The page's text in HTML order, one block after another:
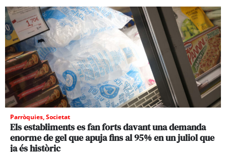
Parròquies,Societat
Els establiments es fan forts davant una demanda
enorme de gel que apuja fins al 95% en un juliol que
ja és històric